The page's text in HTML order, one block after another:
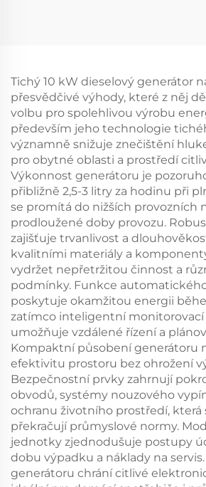
Tichý 10 kW dieselový generátor
přesvědčivé výhody, které z něj
volbu pro spolehlivou výrobu
především jeho technologie
významně snižuje znečištění
pro obytné oblasti a prostředí
Výkonnost generátoru je
přibližně 2,5-3 litry za hodinu při
se promítá do nižších provozních
prodloužené doby provozu.
zajišťuje trvanlivost a
kvalitními materiály a
vydržet nepřetržitou činnost a
podmínky. Funkce
poskytuje okamžitou energii
zatímco inteligentní monitorovací
umožňuje vzdálené řízení a
Kompaktní působení generátoru
efektivitu prostoru bez ohrožení
Bezpečnostní prvky zahrnují
obvodů, systémy nouzového
ochranu životního prostředí, která
překračují průmyslové normy.
jednotky zjednodušuje postupy
dobu výpadku a náklady na
generátoru chrání citlivé